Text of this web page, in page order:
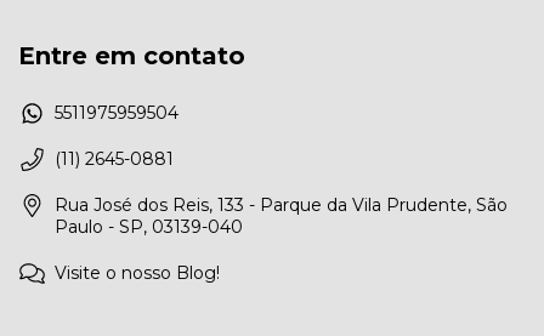
Entre em contato
5511975959504
(11) 2645-0881
Rua José dos Reis, 133 - Parque da Vila Prudente, São
Paulo - SP, 03139-040
Visite o nosso Blog!